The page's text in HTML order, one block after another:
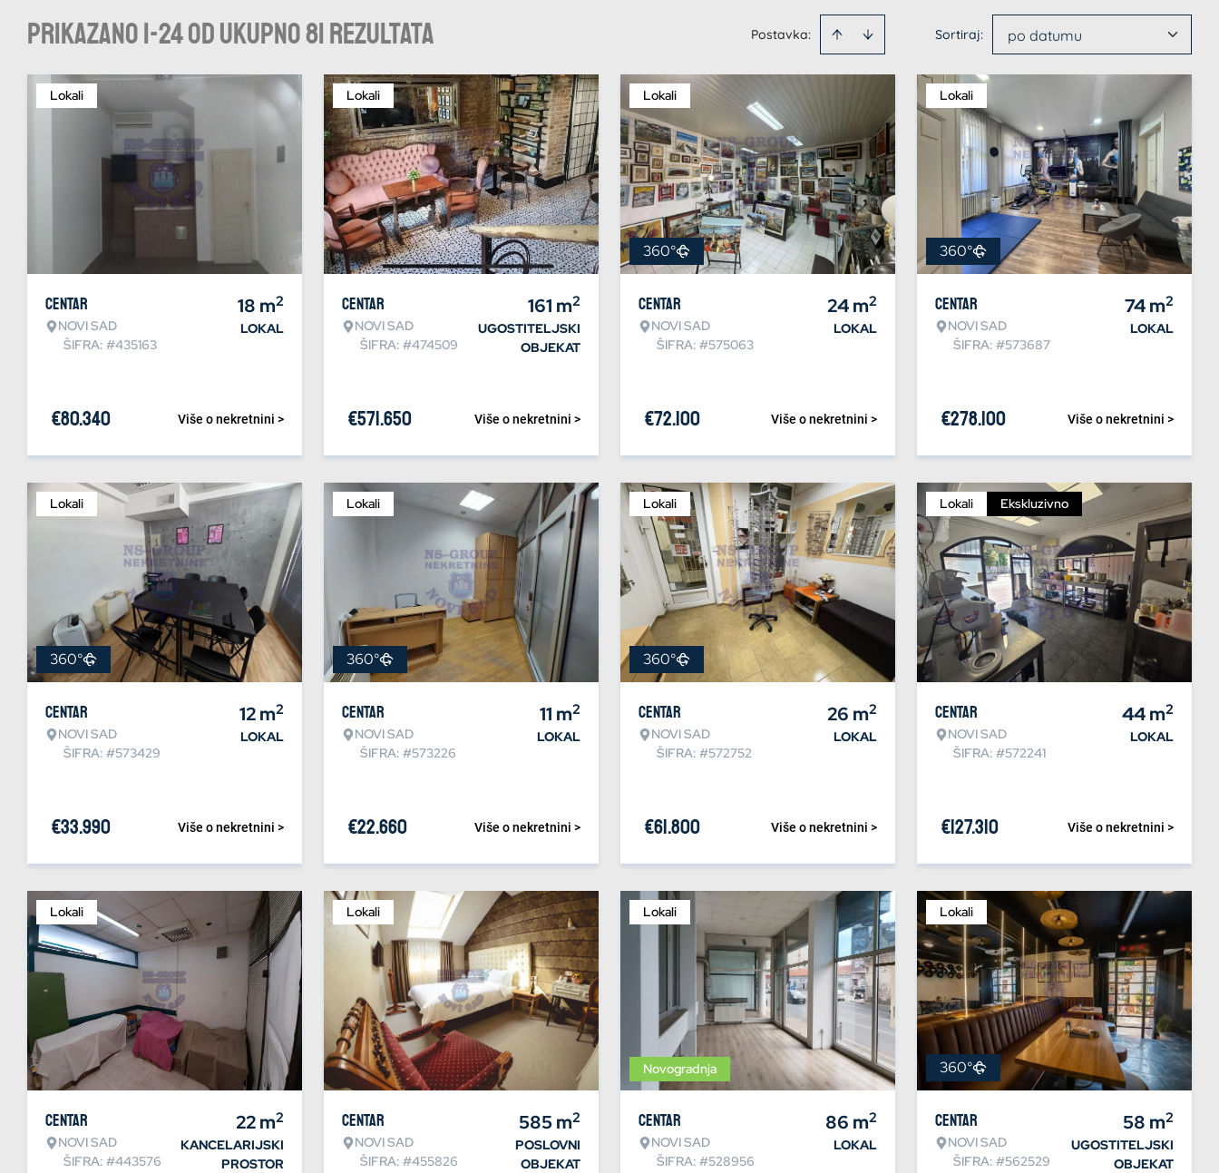
Prikazano 1-24 od ukupno 81 rezultata Postavka: Sortiraj: po datumu
Lokali
Centar
NOVI SAD
ŠIFRA: #435163
18 m2
LOKAL
Više o nekretnini >
€80.340
Lokali
Centar
NOVI SAD
ŠIFRA: #474509
161 m2
UGOSTITELJSKI
OBJEKAT
Više o nekretnini >
€571.650
Lokali
360°
Centar
NOVI SAD
ŠIFRA: #575063
24m2
LOKAL
Više o nekretnini >
€72.100
Lokali
360°
Centar
NOVI SAD
ŠIFRA: #573687
74m2
LOKAL
Više o nekretnini >
€278.100
Lokali
360°
Centar
NOVI SAD
ŠIFRA: #573429
12m2
LOKAL
Više o nekretnini >
€33.990
Lokali
360°
Centar
NOVI SAD
ŠIFRA: #573226
11 m2
LOKAL
Više o nekretnini >
€22.660
Lokali
360°
Centar
NOVI SAD
ŠIFRA: #572752
26 m2
LOKAL
Više o nekretnini >
€61.800
Lokali Ekskluzivno
Centar
NOVI SAD
ŠIFRA: #572241
44m2
LOKAL
Više o nekretnini >
€127.310
Lokali
Centar
NOVI SAD
ŠIFRA: #443576
22m2
KANCELARIJSKI
PROSTOR
Lokali
Centar
NOVI SAD
ŠIFRA: #455826
585m2
POSLOVNI
OBJEKAT
Lokali
Novogradnja
Centar
NOVI SAD
ŠIFRA: #528956
86 m2
LOKAL
Lokali
360°
Centar
NOVI SAD
ŠIFRA: #562529
58 m2
UGOSTITELJSKI
OBJEKAT